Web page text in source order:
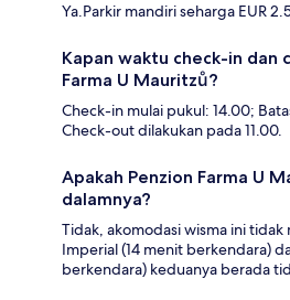
Ya.Parkir mandiri seharga EUR
Kapan waktu check-in dan
Farma U Mauritzů?
Check-in mulai pukul: 14.00;
Check-out dilakukan pada 11.00.
Apakah Penzion Farma U
dalamnya?
Tidak, akomodasi wisma ini
Imperial (14 menit berkendara)
berkendara) keduanya berada